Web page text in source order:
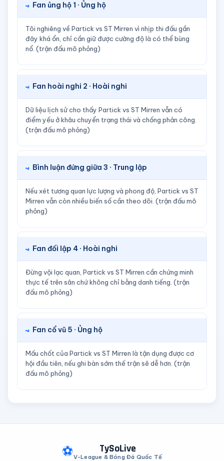
Fan ủng hộ 1 · Ủng hộ
Tôi nghiêng về Partick vs ST Mirren vì nhịp thi đấu gần
đây khá ổn, chỉ cần giữ được cường độ là có thể bùng
nổ. (trận đấu mô phỏng)
Fan hoài nghi 2 · Hoài nghi
Dữ liệu lịch sử cho thấy Partick vs ST Mirren vẫn có
điểm yếu ở khâu chuyển trạng thái và chống phản công.
(trận đấu mô phỏng)
Bình luận đứng giữa 3 · Trung lập
Nếu xét tương quan lực lượng và phong độ, Partick vs ST
Mirren vẫn còn nhiều biến số cần theo dõi. (trận đấu mô
phỏng)
Fan đối lập 4 · Hoài nghi
Đừng vội lạc quan, Partick vs ST Mirren cần chứng minh
thực tế trên sân chứ không chỉ bằng danh tiếng. (trận
đấu mô phỏng)
Fan cổ vũ 5 · Ủng hộ
Mấu chốt của Partick vs ST Mirren là tận dụng được cơ
hội đầu tiên, nếu ghi bàn sớm thế trận sẽ dễ hơn. (trận
đấu mô phỏng)
⚽ TySoLive
V-League & Bóng Đá Quốc Tế